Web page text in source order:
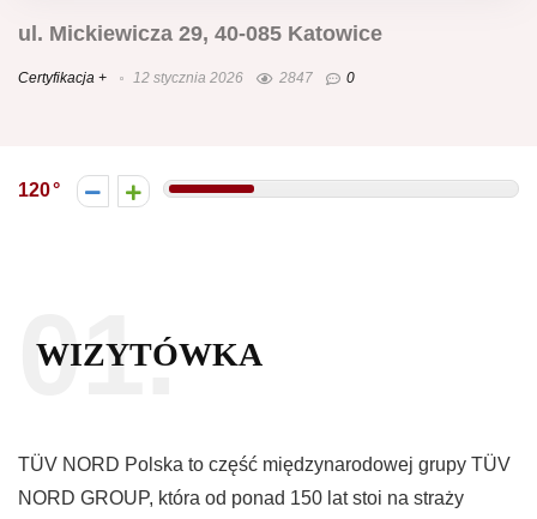
ul. Mickiewicza 29, 40-085 Katowice
Certyfikacja + 12 stycznia 2026 2847 0
120
01.
WIZYTÓWKA
TÜV NORD Polska to część międzynarodowej grupy TÜV
NORD GROUP, która od ponad 150 lat stoi na straży